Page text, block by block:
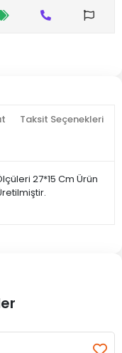
Taksit Seçenekleri
27*15 Cm Ürün